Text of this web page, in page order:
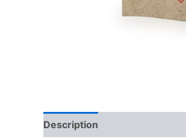
Description